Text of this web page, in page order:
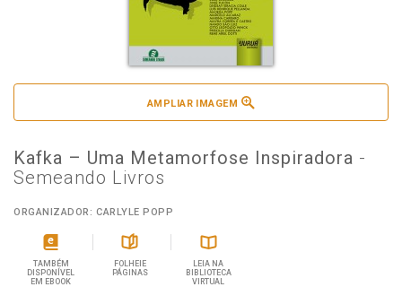
AMPLIAR IMAGEM
Kafka – Uma Metamorfose Inspiradora -
Semeando Livros
ORGANIZADOR: CARLYLE POPP
TAMBÉM
DISPONÍVEL
EM EBOOK
FOLHEIE
PÁGINAS
LEIA NA
BIBLIOTECA
VIRTUAL